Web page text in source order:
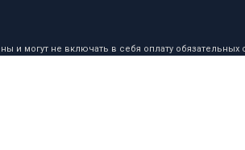
могут не включать в себя оплату обязательных